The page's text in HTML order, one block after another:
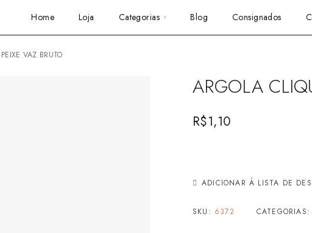
Home Loja Categorias Blog Consignados
PEIXE VAZ BRUTO
ARGOLA
R$1,10
ADICIONAR À LISTA DE
SKU: 6372